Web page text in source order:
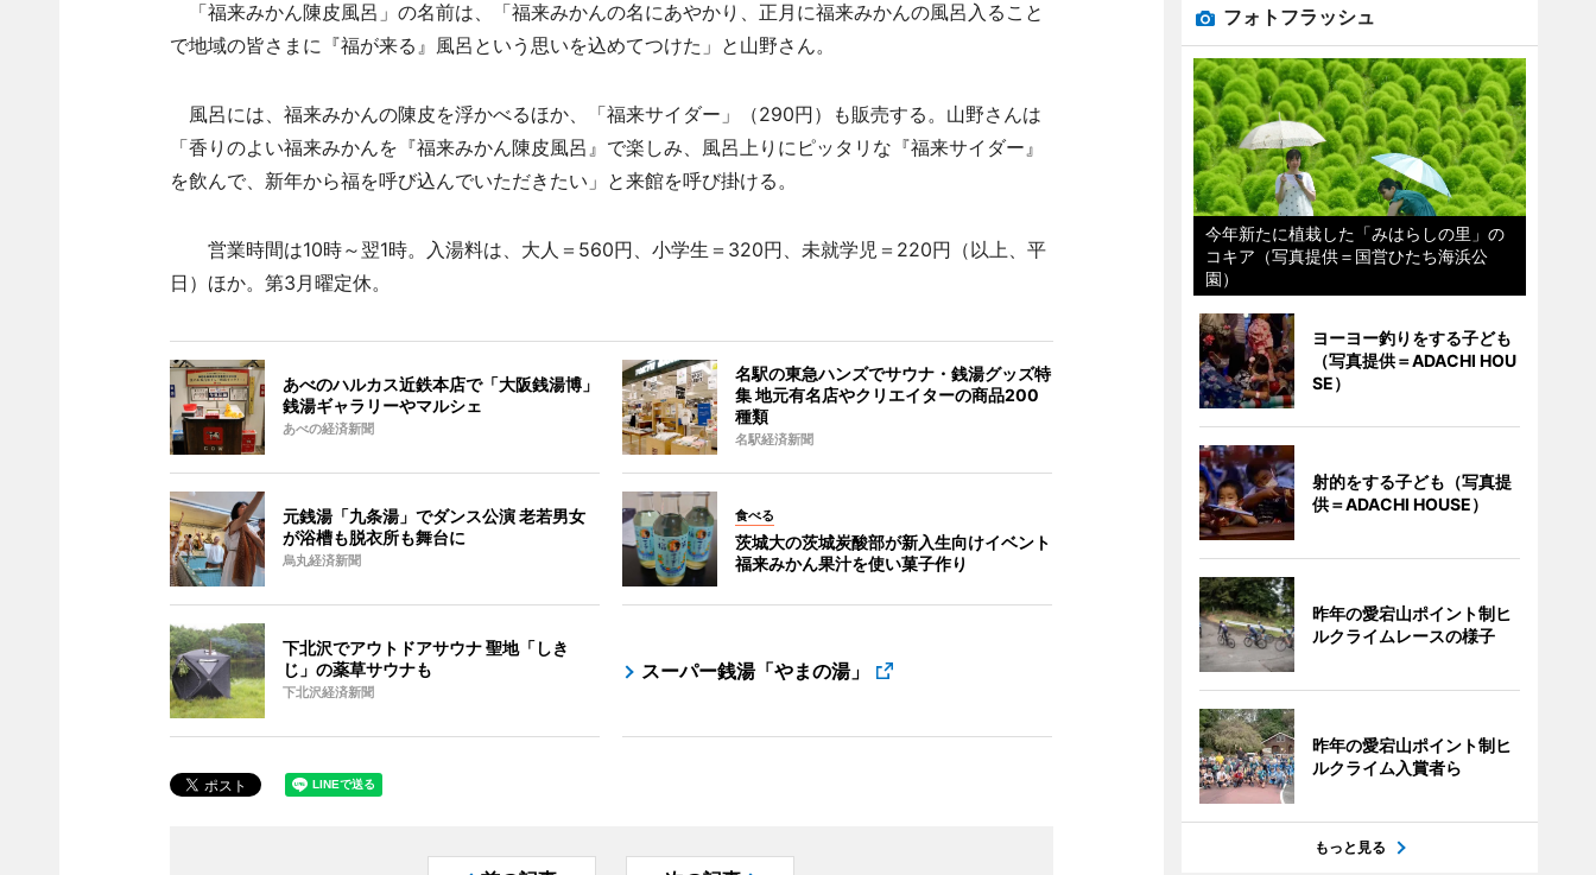
「福来みかん陳皮風呂」の名前は、「福来みかんの名にあやかり、正月に福来みかんの風呂入ること
で地域の皆さまに『福が来る』風呂という思いを込めてつけた」と山野さん。
風呂には、福来みかんの陳皮を浮かべるほか、「福来サイダー」（290円）も販売する。山野さんは
「香りのよい福来みかんを『福来みかん陳皮風呂』で楽しみ、風呂上りにピッタリな『福来サイダー』
を飲んで、新年から福を呼び込んでいただきたい」と来館を呼び掛ける。
営業時間は10時～翌1時。入湯料は、大人＝560円、小学生＝320円、未就学児＝220円（以上、平
日）ほか。第3月曜定休。
あべのハルカス近鉄本店で「大阪銭湯博」
銭湯ギャラリーやマルシェ
あべの経済新聞
名駅の東急ハンズでサウナ・銭湯グッズ特
集 地元有名店やクリエイターの商品200
種類
名駅経済新聞
元銭湯「九条湯」でダンス公演 老若男女
が浴槽も脱衣所も舞台に
烏丸経済新聞
食べる
茨城大の茨城炭酸部が新入生向けイベント
福来みかん果汁を使い菓子作り
下北沢でアウトドアサウナ 聖地「しき
じ」の薬草サウナも
下北沢経済新聞
スーパー銭湯「やまの湯」
フォトフラッシュ
今年新たに植栽した「みはらしの里」の
コキア（写真提供＝国営ひたち海浜公
園）
ヨーヨー釣りをする子ども
（写真提供＝ADACHI HOU
SE）
射的をする子ども（写真提
供＝ADACHI HOUSE）
昨年の愛宕山ポイント制ヒ
ルクライムレースの様子
昨年の愛宕山ポイント制ヒ
ルクライム入賞者ら
もっと見る